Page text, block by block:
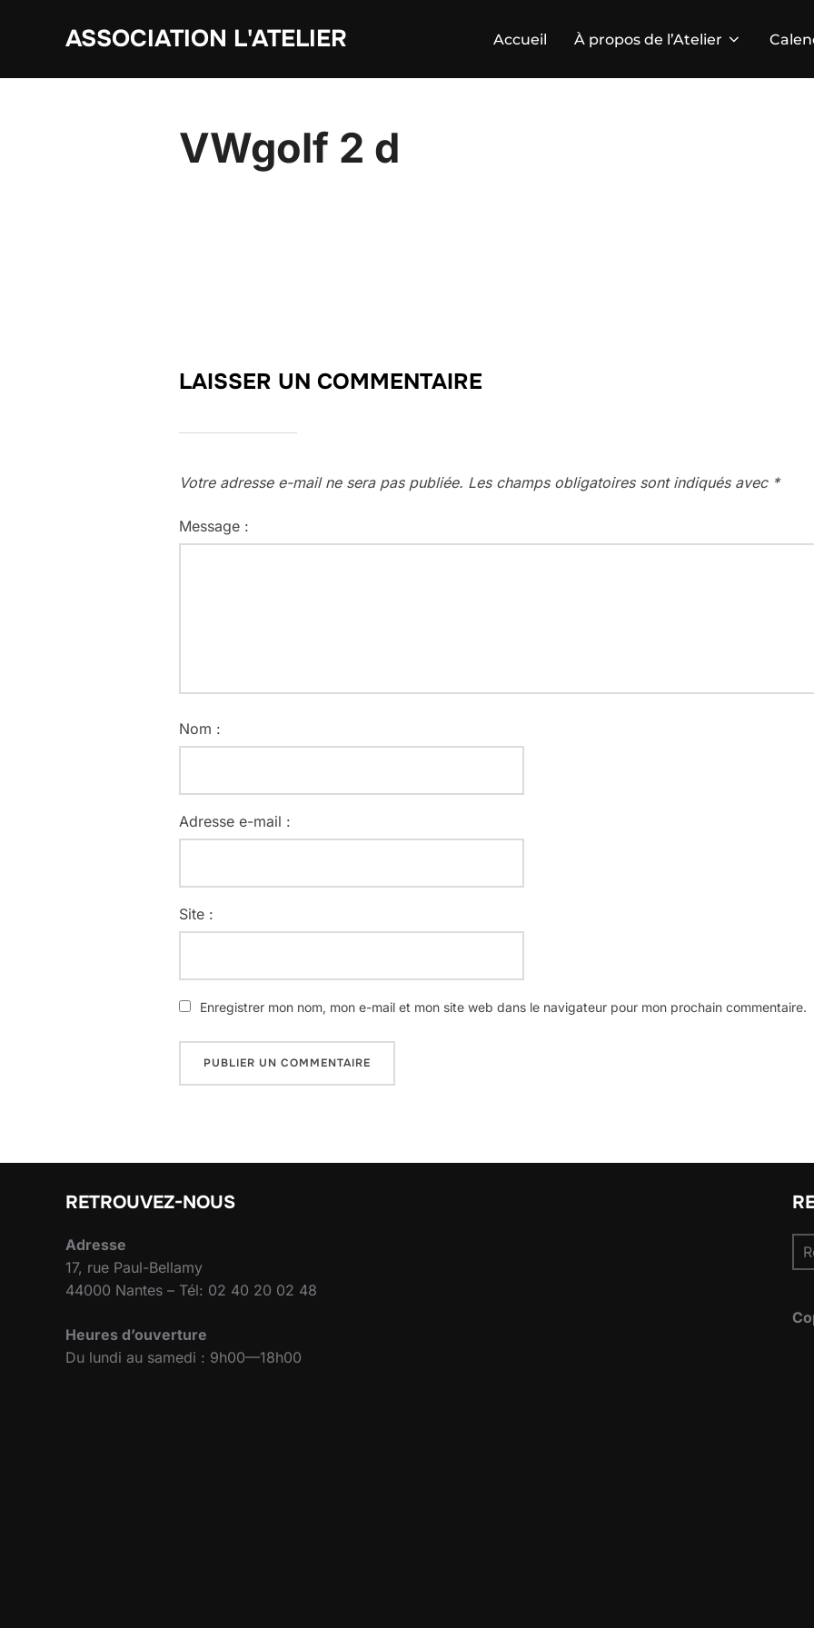
ASSOCIATION L'ATELIER Accueil À propos de l’Atelier
VWgolf 2 d
LAISSER UN COMMENTAIRE
Votre adresse e-mail ne sera pas publiée. Les champs obligatoires sont indiqués avec *
Message :
Nom :
Adresse e-mail :
Site :
Enregistrer mon nom, mon e-mail et mon site web dans le navigateur pour mon prochain commentaire.
RETROUVEZ-NOUS
Adresse
17, rue Paul-Bellamy
44000 Nantes – Tél: 02 40 20 02 48
Heures d’ouverture
Du lundi au samedi : 9h00—18h00